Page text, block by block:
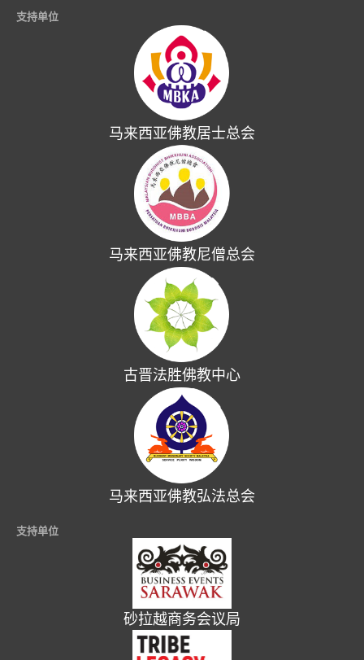
支持单位
马来西亚佛教居士总会
马来西亚佛教尼僧总会
古晋法胜佛教中心
马来西亚佛教弘法总会
支持单位
砂拉越商务会议局